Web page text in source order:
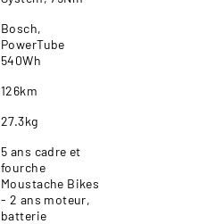
Bosch,
PowerTube
540Wh
126km
27.3kg
5 ans cadre et
fourche
Moustache Bikes
- 2 ans moteur,
batterie